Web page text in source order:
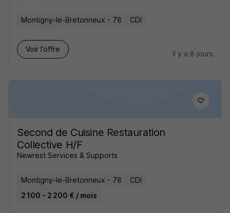
Montigny-le-Bretonneux - 78 CDI
Voir l’offre
il y a 8 jours
Second de Cuisine Restauration
Collective H/F
Newrest Services & Supports
Montigny-le-Bretonneux - 78
CDI
2 100 - 2 200 € / mois